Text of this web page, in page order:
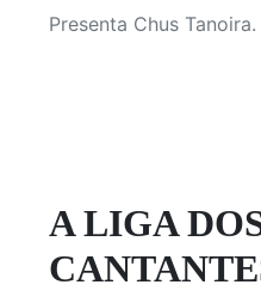
Presenta Chus Tanoira.
A LIGA